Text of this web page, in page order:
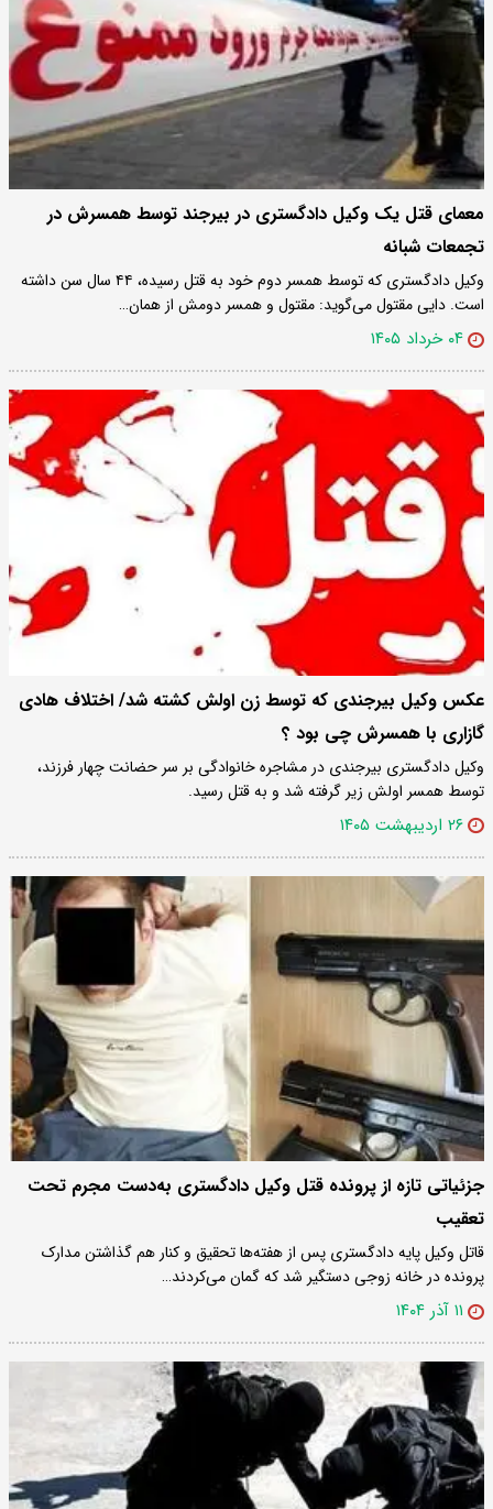
معمای قتل یک وکیل دادگستری در بیرجند توسط همسرش در
تجمعات شبانه
وکیل دادگستری که توسط همسر دوم خود به قتل رسیده، ۴۴ سال سن داشته
است. دایی مقتول می‌گوید: مقتول و همسر دومش از همان…
۰۴ خرداد ۱۴۰۵
عکس وکیل بیرجندی که توسط زن اولش کشته شد/ اختلاف هادی
گازاری با همسرش چی بود ؟
وکیل دادگستری بیرجندی در مشاجره خانوادگی بر سر حضانت چهار فرزند،
توسط همسر اولش زیر گرفته شد و به قتل رسید.
۲۶ اردیبهشت ۱۴۰۵
جزئیاتی تازه از پرونده قتل وکیل دادگستری به‌دست مجرم تحت
تعقیب
قاتل وکیل پایه‌ دادگستری پس از هفته‌ها تحقیق و کنار هم گذاشتن مدارک
پرونده در خانه زوجی دستگیر شد که گمان می‌کردند…
۱۱ آذر ۱۴۰۴